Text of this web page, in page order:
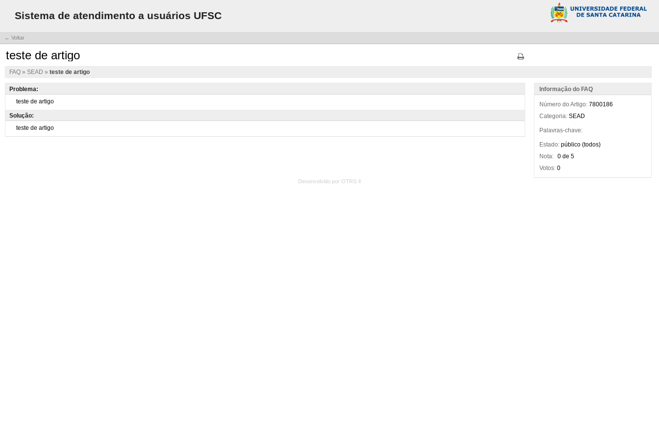
Sistema de atendimento a usuários UFSC
← Voltar
teste de artigo
FAQ » SEAD » teste de artigo
Problema:
Solução:
Informação do FAQ
Número do Artigo: 7800186
Categoria: SEAD
Palavras-chave:
Estado: público (todos)
Nota: 0 de 5
Votos: 0
Desenvolvido por OTRS 4